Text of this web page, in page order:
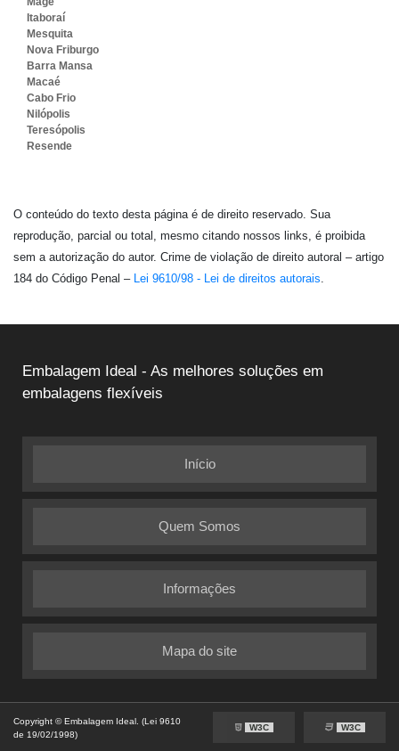
Itaboraí
Mesquita
Nova Friburgo
Barra Mansa
Macaé
Cabo Frio
Nilópolis
Teresópolis
Resende
O conteúdo do texto desta página é de direito reservado. Sua
reprodução, parcial ou total, mesmo citando nossos links, é proibida
sem a autorização do autor. Crime de violação de direito autoral – artigo
184 do Código Penal – Lei 9610/98 - Lei de direitos autorais.
Embalagem Ideal - As melhores soluções em
embalagens flexíveis
Início
Quem Somos
Informações
Mapa do site
Copyright © Embalagem Ideal. (Lei 9610
de 19/02/1998)
W3C W3C